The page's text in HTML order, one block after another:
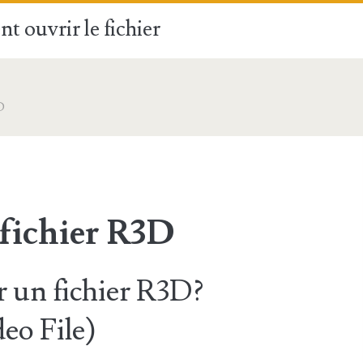
ouvrir le fichier
R3D
fichier R3D?
File)